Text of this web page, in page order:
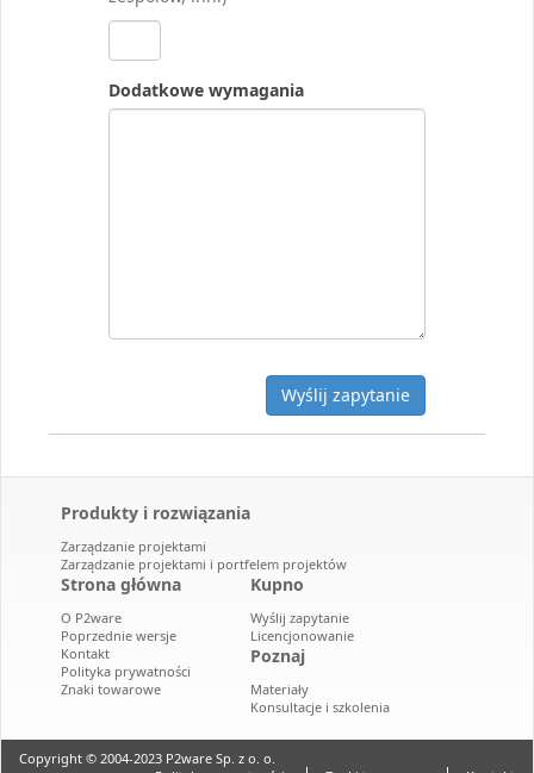
Dodatkowe wymagania
Wyślij zapytanie
Produkty i rozwiązania
Zarządzanie projektami
Zarządzanie projektami i portfelem projektów
Strona główna
O P2ware
Poprzednie wersje
Kontakt
Polityka prywatności
Znaki towarowe
Kupno
Wyślij zapytanie
Licencjonowanie
Poznaj
Materiały
Konsultacje i szkolenia
Copyright © 2004-2023 P2ware Sp. z o. o.